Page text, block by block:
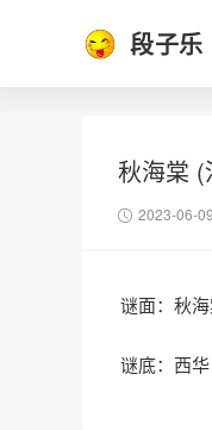
段子乐
秋海棠 (
2023-06-09
谜面：秋
谜底：西华